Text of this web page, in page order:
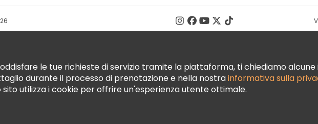
le tue richieste di servizio tramite la piattaforma, ti chiediamo alcune
durante il processo di prenotazione e nella nostrainformativa sulla
utilizza i cookie per offrire un'esperienza utente ottimale.